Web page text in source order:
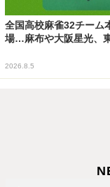
全国高校麻雀32チーム
場…麻布や大阪星光、
2026.8.5